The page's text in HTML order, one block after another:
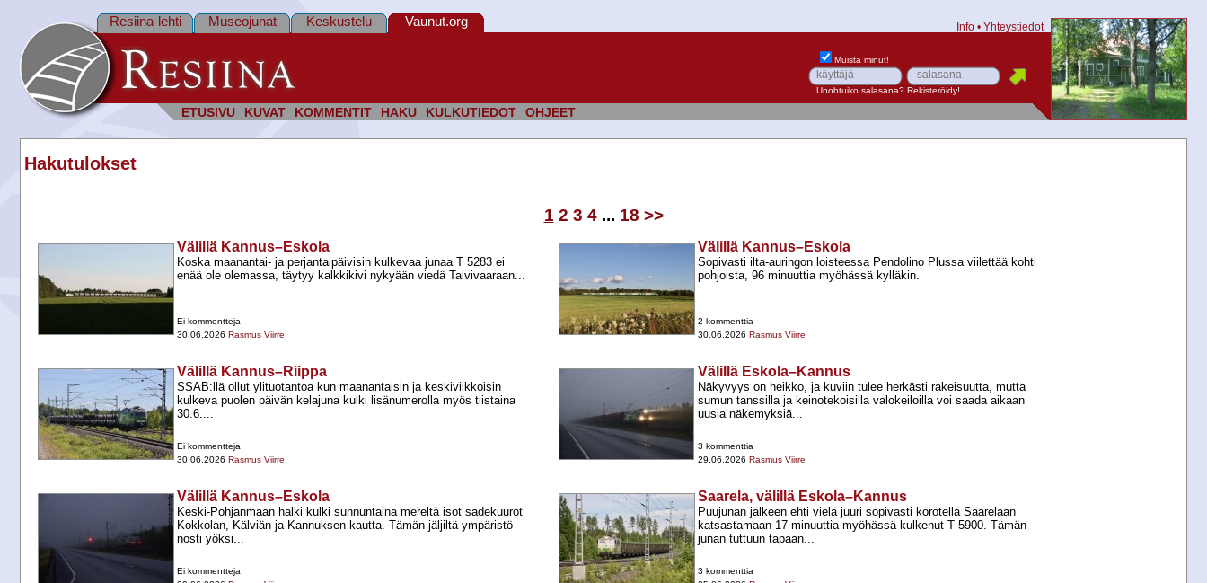
ETUSIVU KUVAT KOMMENTIT HAKU KULKUTIEDOT OHJEET
Resiina-lehti Museojunat Keskustelu Vaunut.org Info • Yhteystiedot
Muista minut!
Unohtuiko salasana? Rekisteröidy!
Hakutulokset
1 2 3 4... 18 >>
Välillä Kannus–Eskola
Koska maanantai-​ ja perjantaipäivisin kulkevaa junaa T 5283 ei
enää ole olemassa, täytyy kalkkikivi nykyään viedä Talvivaaraan...
Ei kommentteja
30.06.2026 Rasmus Viirre
Välillä Kannus–Eskola
Sopivasti ilta-​auringon loisteessa Pendolino Plussa viilettää kohti
pohjoista, 96 minuuttia myöhässä kylläkin.
2 kommenttia
30.06.2026 Rasmus Viirre
Välillä Kannus–Riippa
SSAB:llä ollut ylituotantoa kun maanantaisin ja keskiviikkoisin
kulkeva puolen päivän kelajuna kulki lisänumerolla myös tiistaina
30.6....
Ei kommentteja
30.06.2026 Rasmus Viirre
Välillä Eskola–Kannus
Näkyvyys on heikko, ja kuviin tulee herkästi rakeisuutta, mutta
sumun tanssilla ja keinotekoisilla valokeiloilla voi saada aikaan
uusia näkemyksiä...
3 kommenttia
29.06.2026 Rasmus Viirre
Välillä Kannus–Eskola
Keski-​Pohjanmaan halki kulki sunnuntaina mereltä isot sadekuurot
Kokkolan, Kälviän ja Kannuksen kautta. Tämän jäljiltä ympäristö
nosti yöksi...
Ei kommentteja
Saarela, välillä Eskola–Kannus
Puujunan jälkeen ehti vielä juuri sopivasti körötellä Saarelaan
katsastamaan 17 minuuttia myöhässä kulkenut T 5900. Tämän
junan tuttuun tapaan...
3 kommenttia